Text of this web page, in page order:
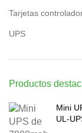
Tarjetas
UPS
Productos
Mini
UL-